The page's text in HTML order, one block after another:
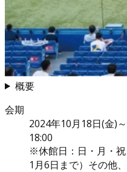
概要
会期
2024年10月18日(金)
18:00
※休館日：日・月・
1月6日まで）その他